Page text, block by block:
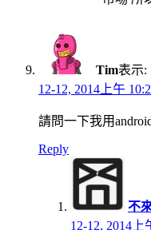
Tim表示:
12-12, 2014上午
請問一下我用
Reply
不
12-12, 2014上